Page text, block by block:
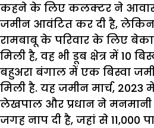
कहने के लिए कलक्टर ने
जमीन आवंटित कर दी है, लेकिन
रामबाबू के परिवार के लिए
मिली है, वह भी डूब क्षेत्र में 10
बहुअरा बंगाल में एक बिस्वा
मिली है. यह जमीन मार्च, 2023
लेखपाल और प्रधान ने मनमानी
जगह नाप दी है, जहां से 11,000